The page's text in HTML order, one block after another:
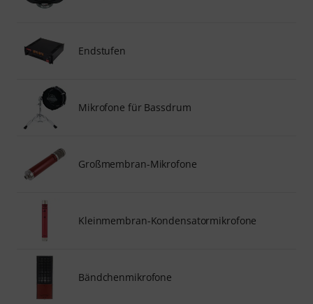
Endstufen
Mikrofone für Bassdrum
Großmembran-Mikrofone
Kleinmembran-Kondensatormikrofone
Bändchenmikrofone